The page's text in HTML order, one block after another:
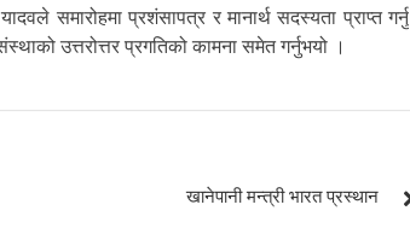
समारोहमा प्रशंसापत्र र मानार्थ सदस्यता प्राप्त गर्नु
उत्तरोत्तर प्रगतिको कामना समेत गर्नुभयो ।
खानेपानी मन्त्री भारत प्रस्थान